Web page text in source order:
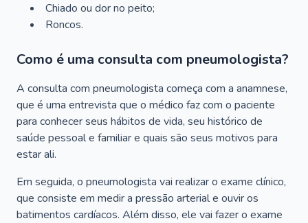
Chiado ou dor no peito;
Roncos.
Como é uma consulta com pneumologista?
A consulta com pneumologista começa com a anamnese,
que é uma entrevista que o médico faz com o paciente
para conhecer seus hábitos de vida, seu histórico de
saúde pessoal e familiar e quais são seus motivos para
estar ali.
Em seguida, o pneumologista vai realizar o exame clínico,
que consiste em medir a pressão arterial e ouvir os
batimentos cardíacos. Além disso, ele vai fazer o exame